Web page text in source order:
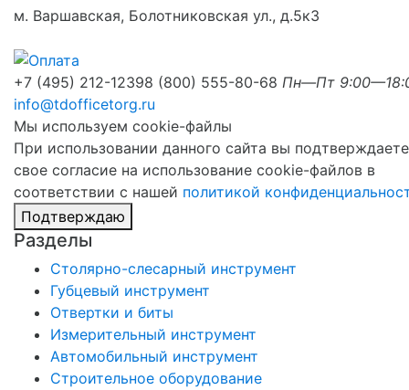
м. Варшавская, Болотниковская ул., д.5к3
+7 (495) 212-12398 (800) 555-80-68 Пн—Пт
info@tdofficetorg.ru
Мы используем cookie-файлы
При использовании данного сайта вы подтверждаете
свое согласие на использование cookie-файлов в
соответствии с нашей политикой
Подтверждаю
Разделы
Столярно-слесарный инструмент
Губцевый инструмент
Отвертки и биты
Измерительный инструмент
Автомобильный инструмент
Строительное оборудование